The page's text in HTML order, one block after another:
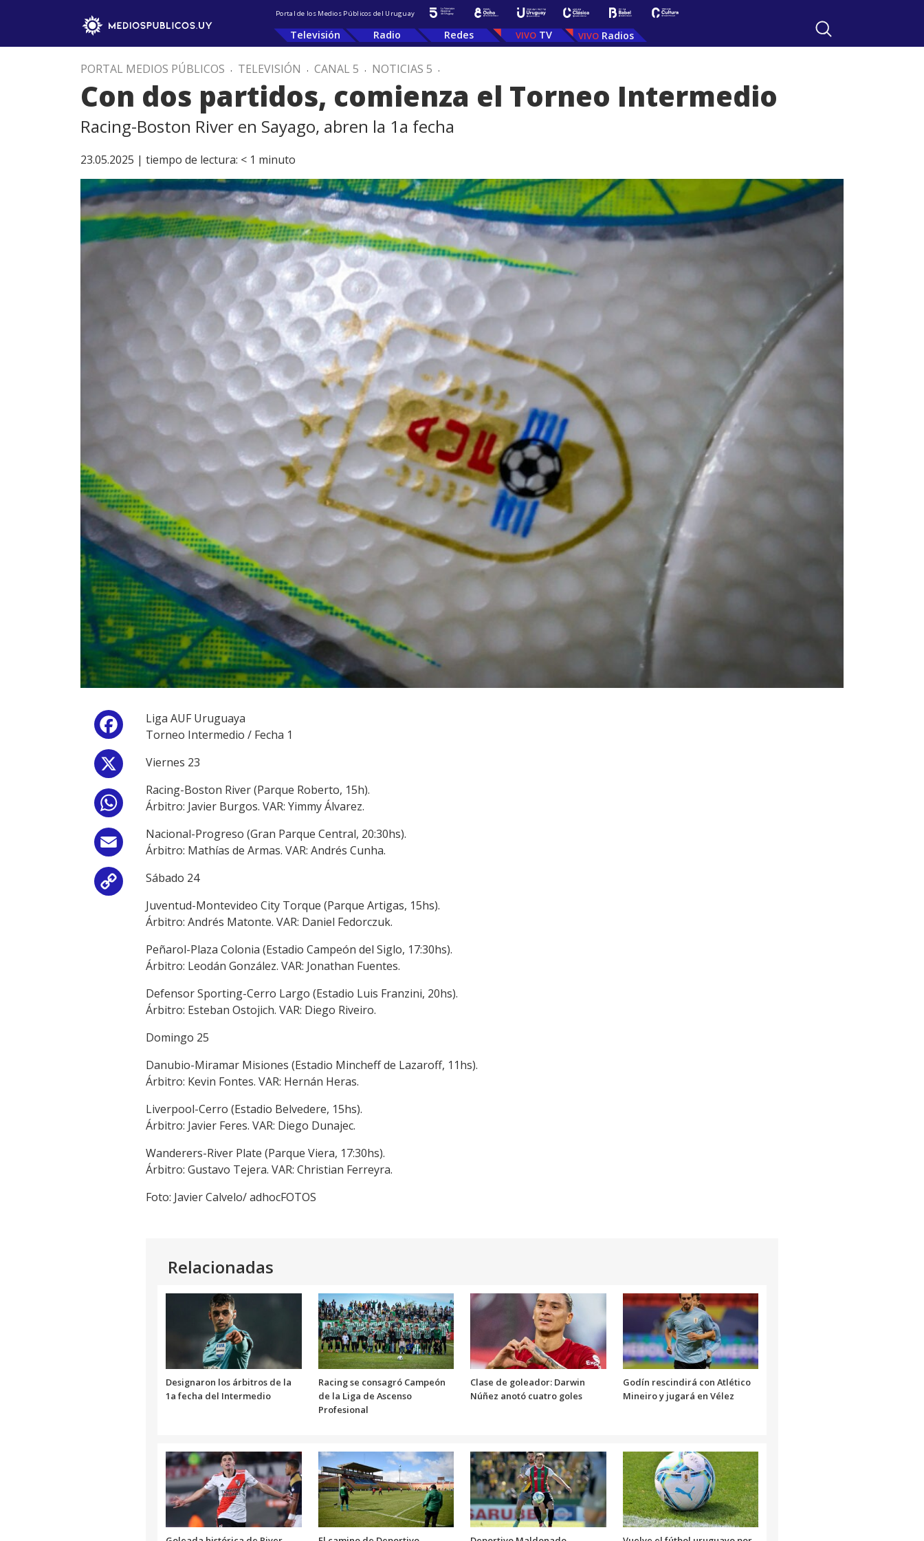
Portal de los Medios Públicos del Uruguay
Televisión Radio Redes TV Radios
PORTAL MEDIOS PÚBLICOS . TELEVISIÓN . CANAL 5 . NOTICIAS 5 .
Con dos partidos, comienza el Torneo Intermedio
Racing-Boston River en Sayago, abren la 1a fecha
23.05.2025 | tiempo de lectura: < 1 minuto
Facebook
WhatsApp
Email
Copy
Link
Liga AUF Uruguaya
Torneo Intermedio / Fecha 1
Viernes 23
Racing-Boston River (Parque Roberto, 15h).
Árbitro: Javier Burgos. VAR: Yimmy Álvarez.
Nacional-Progreso (Gran Parque Central, 20:30hs).
Árbitro: Mathías de Armas. VAR: Andrés Cunha.
Sábado 24
Juventud-Montevideo City Torque (Parque Artigas, 15hs).
Árbitro: Andrés Matonte. VAR: Daniel Fedorczuk.
Peñarol-Plaza Colonia (Estadio Campeón del Siglo, 17:30hs).
Árbitro: Leodán González. VAR: Jonathan Fuentes.
Defensor Sporting-Cerro Largo (Estadio Luis Franzini, 20hs).
Árbitro: Esteban Ostojich. VAR: Diego Riveiro.
Domingo 25
Danubio-Miramar Misiones (Estadio Mincheff de Lazaroff, 11hs).
Árbitro: Kevin Fontes. VAR: Hernán Heras.
Liverpool-Cerro (Estadio Belvedere, 15hs).
Árbitro: Javier Feres. VAR: Diego Dunajec.
Wanderers-River Plate (Parque Viera, 17:30hs).
Árbitro: Gustavo Tejera. VAR: Christian Ferreyra.
Foto: Javier Calvelo/ adhocFOTOS
Relacionadas
Designaron los árbitros de la
1a fecha del Intermedio
Racing se consagró Campeón
de la Liga de Ascenso
Profesional
Clase de goleador: Darwin
Núñez anotó cuatro goles
Godín rescindirá con Atlético
Mineiro y jugará en Vélez